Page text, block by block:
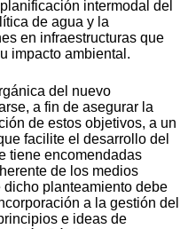
intermodal del
de agua y la
en infraestructuras que
impacto ambiental.
del nuevo
a fin de asegurar la
de estos objetivos, a un
facilite el desarrollo del
tiene encomendadas
de los medios
planteamiento debe
a la gestión del
e ideas de